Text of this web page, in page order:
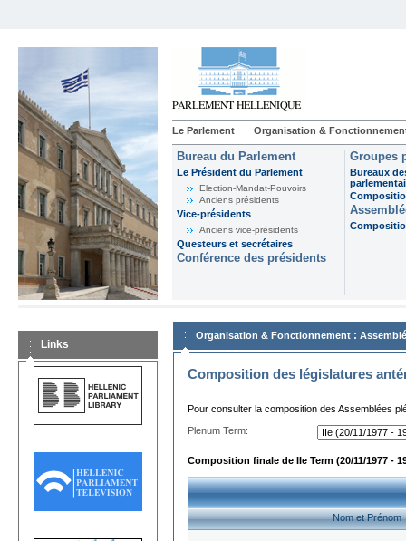
Le Parlement Organisation &
Bureau du Parlement
Le Président du Parlement
Election-Mandat-Pouvoirs
Anciens présidents
Vice-présidents
Anciens vice-présidents
Questeurs et secrétaires
Conférence des présidents
Groupes
Bureaux
Links
Organisation & Fonctionnement :
Composition des législatures
Pour consulter la composition des Assemblées
Plenum Term:
Composition finale de IIe Term (20/11/1977 -
Nom et Prénom